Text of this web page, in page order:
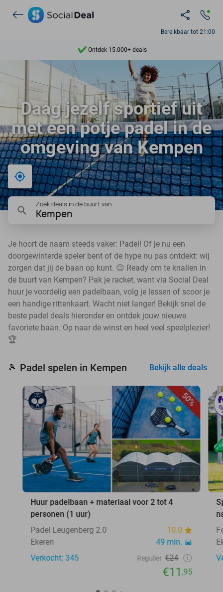
Bereikbaar tot 21:00
Ontdek 15.000+ deals
7 dagen per week beschikbaar
10+ miljoen leden
9,4
Ontdek 15.000+ deals
Daag jezelf sportief uit
met een potje padel in de
omgeving van Kempen
Bij mij in de buurt
Zoek deals in de buurt van
Kempen
Je hoort de naam steeds vaker: Padel! Of je nu een
doorgewinterde speler bent of de hype nu pas ontdekt: wij
zorgen dat jij de baan op kunt. 😉 Ready om te knallen in
de buurt van Kempen? Pak je racket, want via Social Deal
huur je voordelig een padelbaan, volg je lessen of scoor je
een handige rittenkaart. Wacht niet langer! Bekijk snel de
beste padel deals hieronder en ontdek jouw nieuwe
favoriete baan. Op naar de winst en heel veel speelplezier!
🏆
🎾 Padel spelen in Kempen Bekijk alle deals
50%
Huur padelbaan + materiaal voor 2 tot 4
personen (1 uur)
Padel Leugenberg 2.0
10.0
Ekeren
49 min.
Verkocht: 345
Regulier €24
€11,95